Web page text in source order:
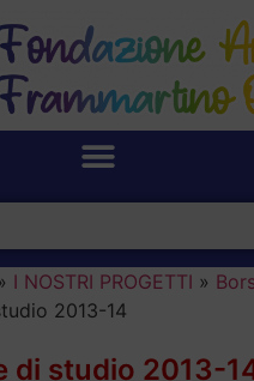
I NOSTRI PROGETTI »
2013-14
di studio 2013-